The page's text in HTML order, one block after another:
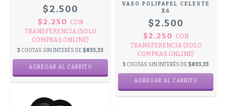
$2.500
$2.250
CON
TRANSFERENCIA (SOLO
COMPRAS ONLINE)
3 CUOTAS SIN INTERÉS DE $833,33
VASO POLIPAPEL CELESTE
X6
$2.500
$2.250
CON
TRANSFERENCIA (SOLO
COMPRAS ONLINE)
3 CUOTAS SIN INTERÉS DE $833,33